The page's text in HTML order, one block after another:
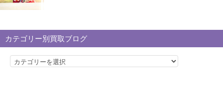
カテゴリー別買取ブログ
カ